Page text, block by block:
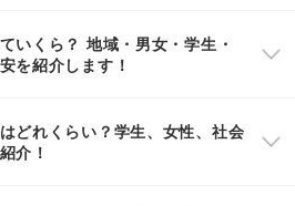
いくら？ 地域・男女・学生・
を紹介します！
どれくらい？学生、女性、社会
介！